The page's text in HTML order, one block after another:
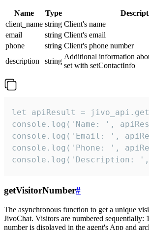
Name Type
client_name string Client's name
email
string Client's email
phone
string Client's phone number
description
string
Additional information
set with setContactInfo
let apiResult =
console.log('Name: ',
console.log('Email: ',
console.log('Phone: ',
console.log('Description:
getVisitorNumber#
The asynchronous function to get a unique
JivoChat. Visitors are numbered sequentially:
number is displayed in the agent's App and